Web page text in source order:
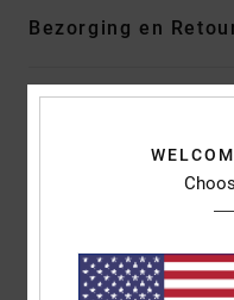
Bezorging en
Reviews van